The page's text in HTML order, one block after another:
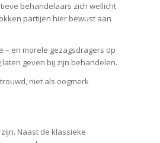
behandelaars zich wellicht
partijen hier bewust aan
– en morele gezagsdragers op
geven bij zijn behandelen.
niet als oogmerk
Naast de klassieke